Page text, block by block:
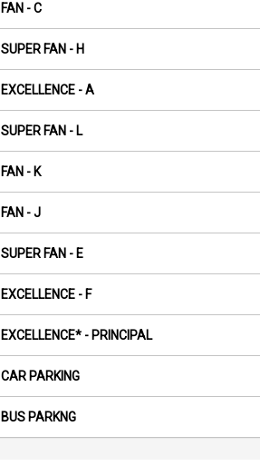
FAN - C
SUPER FAN - H
EXCELLENCE - A
SUPER FAN - L
FAN - K
FAN - J
SUPER FAN - E
EXCELLENCE - F
EXCELLENCE* - PRINCIPAL
CAR PARKING
BUS PARKNG